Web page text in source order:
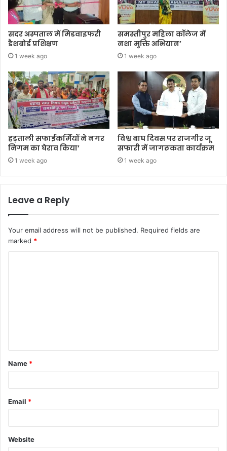
सदर अस्पताल में मिडवाइफरी
डैशबोर्ड प्रशिक्षण
1 week ago
समस्तीपुर महिला कॉलेज में
नशा मुक्ति अभियान’
1 week ago
हड़ताली सफाईकर्मियों ने नगर
निगम का घेराव किया’
1 week ago
विश्व बाघ दिवस पर राजगीर जू
सफारी में जागरूकता कार्यक्रम
1 week ago
Leave a Reply
Your email address will not be published. Required fields are
marked *
Name *
Email *
Website